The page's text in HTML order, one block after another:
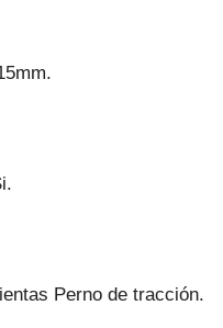
Perno de tracción.